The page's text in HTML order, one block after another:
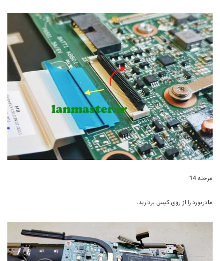
مرحله 14
مادربورد را از روی کیس بردارید.